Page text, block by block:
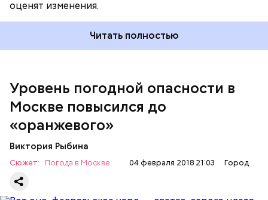
оценят изменения.
Читать полностью
Уровень погодной опасности в
Москве повысился до
«оранжевого»‍
Виктория Рыбина
Сюжет: Погода в Москве 04 февраля 2018 21:03 Город
Максимальная жилплощадь, которую можно
получить, — 100 квадратных метров. Даже если у
использовать материнский капитал, жилищные
субсидии, государственные жилищные
Российской Федерации источники средств.